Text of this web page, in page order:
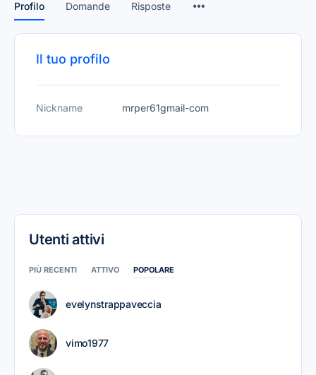
Profilo Domande Risposte
Il tuo profilo
Nickname mrper61gmail-com
Utenti attivi
PIÙ RECENTI ATTIVO POPOLARE
evelynstrappaveccia
vimo1977